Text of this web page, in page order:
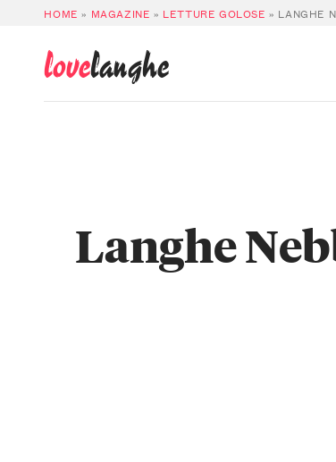
HOME » MAGAZINE » LETTURE GOLOSE » LANGHE
lovelanghe
Langhe